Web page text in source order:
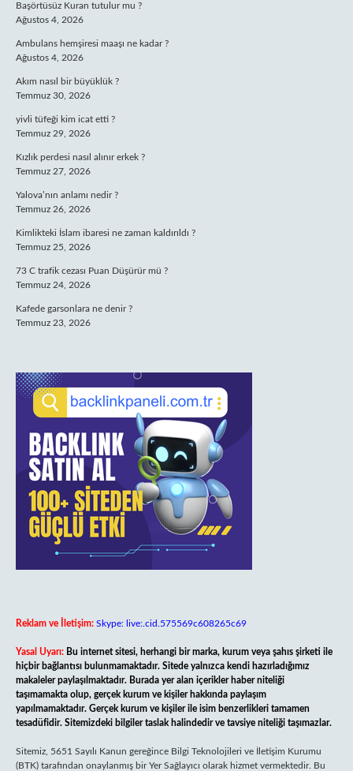
Başörtüsüz Kuran tutulur mu ?
Ağustos 4, 2026
Ambulans hemşiresi maaşı ne kadar ?
Ağustos 4, 2026
Akım nasıl bir büyüklük ?
Temmuz 30, 2026
yivli tüfeği kim icat etti ?
Temmuz 29, 2026
Kızlık perdesi nasıl alınır erkek ?
Temmuz 27, 2026
Yalova’nın anlamı nedir ?
Temmuz 26, 2026
Kimlikteki İslam ibaresi ne zaman kaldırıldı ?
Temmuz 25, 2026
73 C trafik cezası Puan Düşürür mü ?
Temmuz 24, 2026
Kafede garsonlara ne denir ?
Temmuz 23, 2026
Reklam ve İletişim: Skype: live:.cid.575569c608265c69
Yasal Uyarı: Bu internet sitesi, herhangi bir marka, kurum veya şahıs şirketi ile
hiçbir bağlantısı bulunmamaktadır. Sitede yalnızca kendi hazırladığımız
makaleler paylaşılmaktadır. Burada yer alan içerikler haber niteliği
taşımamakta olup, gerçek kurum ve kişiler hakkında paylaşım
yapılmamaktadır. Gerçek kurum ve kişiler ile isim benzerlikleri tamamen
tesadüfidir. Sitemizdeki bilgiler taslak halindedir ve tavsiye niteliği taşımazlar.
Sitemiz, 5651 Sayılı Kanun gereğince Bilgi Teknolojileri ve İletişim Kurumu
(BTK) tarafından onaylanmış bir Yer Sağlayıcı olarak hizmet vermektedir. Bu